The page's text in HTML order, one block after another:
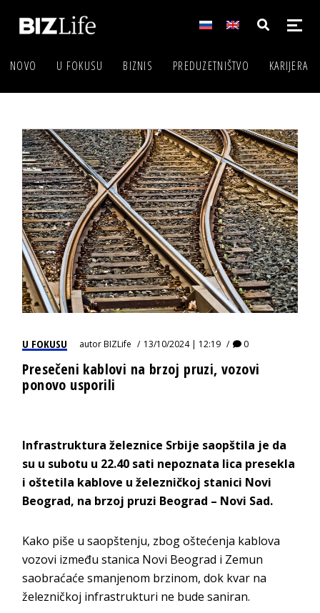
NOVO U FOKUSU BIZNIS PREDUZETNIŠTVO KARIJERA
U FOKUSU autorBIZLife 13/10/2024 | 12:19 0
Presečeni kablovi na brzoj pruzi, vozovi
ponovo usporili
Infrastruktura železnice Srbije saopštila je da
su u subotu u 22.40 sati nepoznata lica presekla
i oštetila kablove u železničkoj stanici Novi
Beograd, na brzoj pruzi Beograd – Novi Sad.
Kako piše u saopštenju, zbog oštećenja kablova
vozovi između stanica Novi Beograd i Zemun
saobraćaće smanjenom brzinom, dok kvar na
železničkoj infrastrukturi ne bude saniran.